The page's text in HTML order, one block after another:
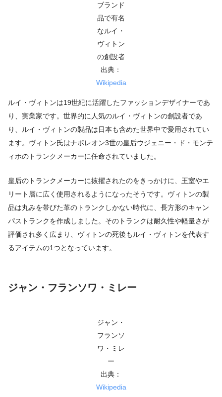
ブランド
品で有名
なルイ・
ヴィトン
の創設者
出典：
Wikipedia
ルイ・ヴィトンは19世紀に活躍したファッションデザイナーであ
り、実業家です。世界的に人気のルイ・ヴィトンの創設者であ
り、ルイ・ヴィトンの製品は日本も含めた世界中で愛用されてい
ます。ヴィトン氏はナポレオン3世の皇后ウジェニー・ド・モンテ
ィホのトランクメーカーに任命されていました。
皇后のトランクメーカーに抜擢されたのをきっかけに、王室やエ
リート層に広く使用されるようになったそうです。ヴィトンの製
品は丸みを帯びた革のトランクしかない時代に、長方形のキャン
パストランクを作成しました。そのトランクは耐久性や軽量さが
評価され多く広まり、ヴィトンの死後もルイ・ヴィトンを代表す
るアイテムの1つとなっています。
ジャン・フランソワ・ミレー
ジャン・
フランソ
ワ・ミレ
ー
出典：
Wikipedia